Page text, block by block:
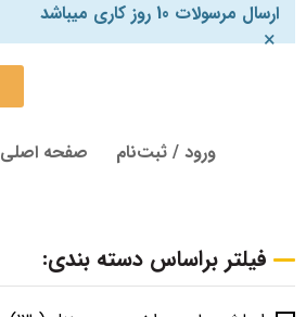
ارسال مرسولات 10 روز کاری میباشد
×
ورود / ثبت‌نام صفحه اصلی
فیلتر براساس دسته بندی: